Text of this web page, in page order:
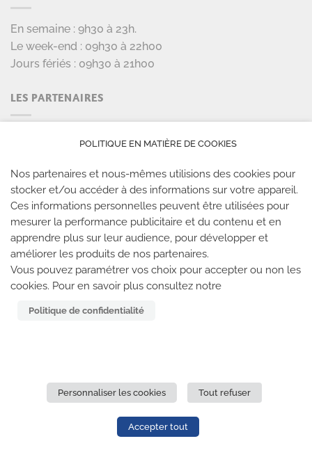
En semaine : 9h30 à 23h.
Le week-end : 09h30 à 22h00
Jours fériés : 09h30 à 21h00
LES PARTENAIRES
LES SALLES CLIMB UP
MENTIONS LÉGALES
CONFIDENTIALITÉ
DROITS RÉSERVÉS
POLITIQUE EN MATIÈRE DE COOKIES
Nos partenaires et nous-mêmes utilisions des cookies pour
stocker et/ou accéder à des informations sur votre appareil.
Ces informations personnelles peuvent être utilisées pour
mesurer la performance publicitaire et du contenu et en
apprendre plus sur leur audience, pour développer et
améliorer les produits de nos partenaires.
Vous pouvez paramétrer vos choix pour accepter ou non les
cookies. Pour en savoir plus consultez notre
Politique de confidentialité
Personnaliser les cookies Tout refuser
Accepter tout